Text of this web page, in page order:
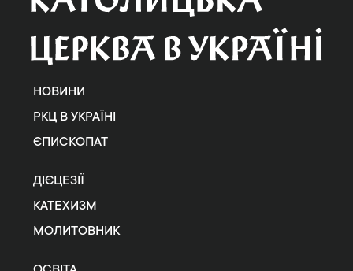
НОВИНИ
РКЦ В УКРАЇНІ
ЄПИСКОПАТ
ДІЄЦЕЗІЇ
КАТЕХИЗМ
МОЛИТОВНИК